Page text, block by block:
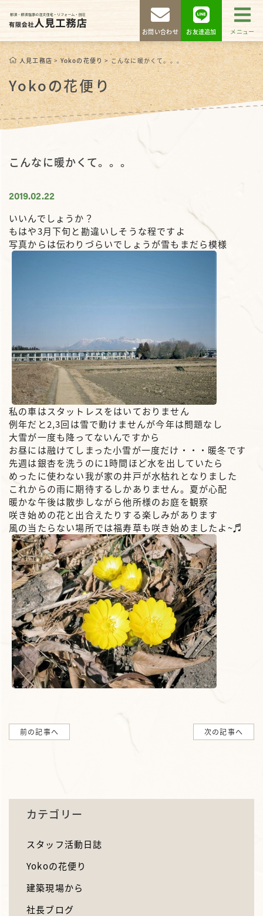
お問い合わせ お友達追加 メニュー
人見工務店>Yokoの花便り>こんなに暖かくて。。。
Yokoの花便り
こんなに暖かくて。。。
2019.02.22
いいんでしょうか？
もはや3月下旬 と勘違いしそうな程ですよ
写真からは伝わりづらいでしょうが雪もまだら模様
私の車はスタットレスをはいておりません
例年だと2,3回は雪で動けませんが今年は問題なし
大雪が一度も降ってないんですから
お昼には融けてしまった小雪が一度だけ・・・暖冬です
先週は銀杏を洗うのに1時間ほど水を出していたら
めったに使わない我が家の井戸が水枯れとなりました
これからの雨に期待するしかありません。夏が心配
暖かな午後は散歩しながら他所様のお庭を観察
咲き始めの花と出合えたりする楽しみがあります
風の当たらない場所では福寿草も咲き始めましたよ~♬
前の記事へ 次の記事へ
カテゴリー
スタッフ活動日誌
Yokoの花便り
建築現場から
社長ブログ